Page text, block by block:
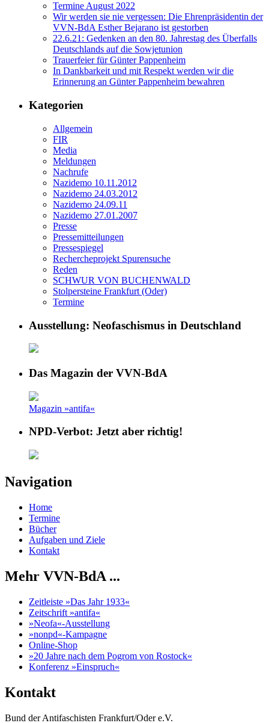
Termine August 2022
Wir werden sie nie vergessen: Die Ehrenpräsidentin der
VVN-BdA Esther Bejarano ist gestorben
22.6.21: Gedenken an den 80. Jahrestag des Überfalls
Deutschlands auf die Sowjetunion
Trauerfeier für Günter Pappenheim
In Dankbarkeit und mit Respekt werden wir die
Erinnerung an Günter Pappenheim bewahren
Kategorien
Allgemein
FIR
Media
Meldungen
Nachrufe
Nazidemo 10.11.2012
Nazidemo 24.03.2012
Nazidemo 24.09.11
Nazidemo 27.01.2007
Presse
Pressemitteilungen
Pressespiegel
Rechercheprojekt Spurensuche
Reden
SCHWUR VON BUCHENWALD
Stolpersteine Frankfurt (Oder)
Termine
Ausstellung: Neofaschismus in Deutschland
Das Magazin der VVN-BdA
Magazin »antifa«
NPD-Verbot: Jetzt aber richtig!
Navigation
Home
Termine
Bücher
Aufgaben und Ziele
Kontakt
Mehr VVN-BdA ...
Zeitleiste »Das Jahr 1933«
Zeitschrift »antifa«
»Neofa«-Ausstellung
»nonpd«-Kampagne
Online-Shop
»20 Jahre nach dem Pogrom von Rostock«
Konferenz »Einspruch«
Kontakt
Bund der Antifaschisten Frankfurt/Oder e.V.